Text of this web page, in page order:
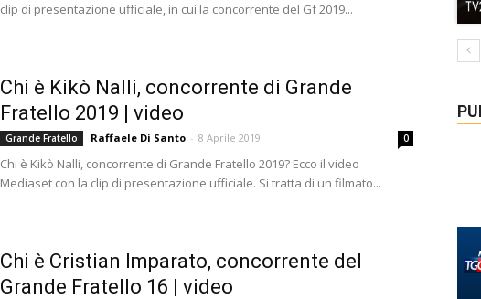
clip di presentazione ufficiale, in cui la concorrente del Gf 2019...
Chi è Kikò Nalli, concorrente di Grande
Fratello 2019 | video
Grande Fratello Raffaele Di Santo - 8 Aprile 2019 0
Chi è Kikò Nalli, concorrente di Grande Fratello 2019? Ecco il video
Mediaset con la clip di presentazione ufficiale. Si tratta di un filmato...
Chi è Cristian Imparato, concorrente del
Grande Fratello 16 | video